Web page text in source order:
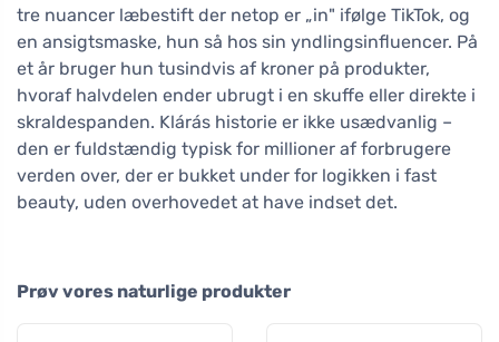
tre nuancer læbestift der netop er „in" ifølge TikTok, og
en ansigtsmaske, hun så hos sin yndlingsinfluencer. På
et år bruger hun tusindvis af kroner på produkter,
hvoraf halvdelen ender ubrugt i en skuffe eller direkte i
skraldespanden. Klárás historie er ikke usædvanlig –
den er fuldstændig typisk for millioner af forbrugere
verden over, der er bukket under for logikken i fast
beauty, uden overhovedet at have indset det.
Prøv vores naturlige produkter